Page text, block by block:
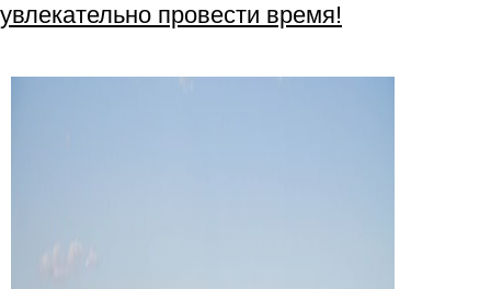
увлекательно провести время!